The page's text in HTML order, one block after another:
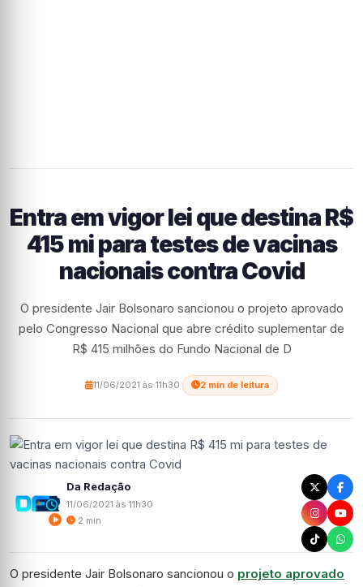
Entra em vigor lei que destina R$
415 mi para testes de vacinas
nacionais contra Covid
O presidente Jair Bolsonaro sancionou o projeto aprovado
pelo Congresso Nacional que abre crédito suplementar de
R$ 415 milhões do Fundo Nacional de D
11/06/2021 às 11h30 2 min de leitura
Da Redação
11/06/2021 às 11h30
2 min
O presidente Jair Bolsonaro sancionou o projeto aprovado